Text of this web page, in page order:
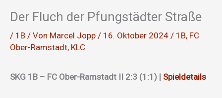
Der Fluch der Pfungstädter Straße
/ 1B / Von Marcel Jopp / 16. Oktober 2024 / 1B, FC
Ober-Ramstadt, KLC
SKG 1B – FC Ober-Ramstadt II 2:3 (1:1) | Spieldetails